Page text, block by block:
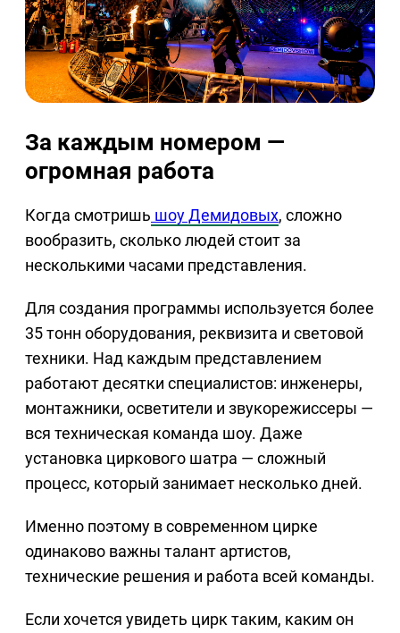
За каждым номером —
огромная работа
Когда смотришь шоу Демидовых, сложно
вообразить, сколько людей стоит за
несколькими часами представления.
Для создания программы используется более
35 тонн оборудования, реквизита и световой
техники. Над каждым представлением
работают десятки специалистов: инженеры,
монтажники, осветители и звукорежиссеры —
вся техническая команда шоу. Даже
установка циркового шатра — сложный
процесс, который занимает несколько дней.
Именно поэтому в современном цирке
одинаково важны талант артистов,
технические решения и работа всей команды.
Если хочется увидеть цирк таким, каким он